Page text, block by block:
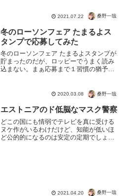
スクで感染を防げるウイルスなど存在し
2021.07.22 桑野一哉
冬のローソンフェア たまるよス
タンプで応募してみた
冬のローソンフェア たまるよスタンプが
貯まったのだが、ロッピーでうまく読み
込まない。まぁ応募まで１習慣の猶予が
ードだけでは、問題がありました。物理
2020.03.08 桑野一哉
エストニアのド低脳なマスク警察
どこの国にも情弱でテレビを真に受ける
ヌケ作がいるわけだけど、知能が低いほ
ど公的的になるのは安定の定期でしょう
2021.04.20 桑野一哉